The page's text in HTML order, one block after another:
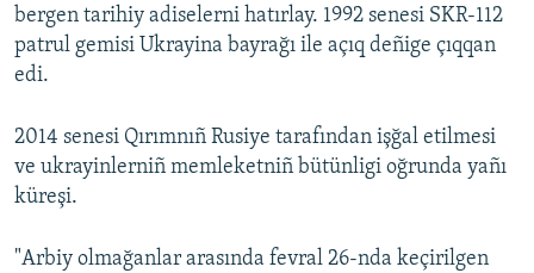
bergen tarihiy adiselerni hatırlay. 1992 senesi SKR-112
patrul gemisi Ukrayina bayrağı ile açıq deñige çıqqan
edi.
2014 senesi Qırımnıñ Rusiye tarafından işğal etilmesi
ve ukrayinlerniñ memleketniñ bütünligi oğrunda yañı
küreşi.
"Arbiy olmağanlar arasında fevral 26-nda keçirilgen